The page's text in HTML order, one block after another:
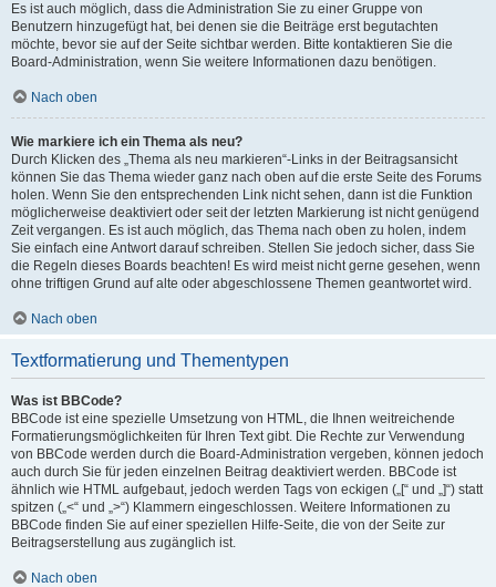
Es ist auch möglich, dass die Administration Sie zu einer Gruppe von
Benutzern hinzugefügt hat, bei denen sie die Beiträge erst begutachten
möchte, bevor sie auf der Seite sichtbar werden. Bitte kontaktieren Sie die
Board-Administration, wenn Sie weitere Informationen dazu benötigen.
Nach oben
Wie markiere ich ein Thema als neu?
Durch Klicken des „Thema als neu markieren“-Links in der Beitragsansicht
können Sie das Thema wieder ganz nach oben auf die erste Seite des Forums
holen. Wenn Sie den entsprechenden Link nicht sehen, dann ist die Funktion
möglicherweise deaktiviert oder seit der letzten Markierung ist nicht genügend
Zeit vergangen. Es ist auch möglich, das Thema nach oben zu holen, indem
Sie einfach eine Antwort darauf schreiben. Stellen Sie jedoch sicher, dass Sie
die Regeln dieses Boards beachten! Es wird meist nicht gerne gesehen, wenn
ohne triftigen Grund auf alte oder abgeschlossene Themen geantwortet wird.
Nach oben
Textformatierung und Thementypen
Was ist BBCode?
BBCode ist eine spezielle Umsetzung von HTML, die Ihnen weitreichende
Formatierungsmöglichkeiten für Ihren Text gibt. Die Rechte zur Verwendung
von BBCode werden durch die Board-Administration vergeben, können jedoch
auch durch Sie für jeden einzelnen Beitrag deaktiviert werden. BBCode ist
ähnlich wie HTML aufgebaut, jedoch werden Tags von eckigen („[“ und „]“) statt
spitzen („<“ und „>“) Klammern eingeschlossen. Weitere Informationen zu
BBCode finden Sie auf einer speziellen Hilfe-Seite, die von der Seite zur
Beitragserstellung aus zugänglich ist.
Nach oben